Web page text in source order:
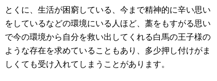
とくに、生活が困窮している、今まで精神的に辛い思い
をしているなどの環境にいる人ほど、藁をもすがる思い
で今の環境から自分を救い出してくれる白馬の王子様の
ような存在を求めていることもあり、多少押し付けがま
しくても受け入れてしまうことがあります。